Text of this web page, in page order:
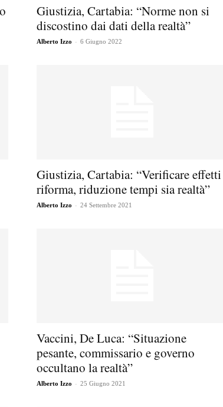
Giustizia, Cartabia: “Norme non si
discostino dai dati della realtà”
Alberto Izzo - 6 Giugno 2022
Giustizia, Cartabia: “Verificare effetti
riforma, riduzione tempi sia realtà”
Alberto Izzo - 24 Settembre 2021
Vaccini, De Luca: “Situazione
pesante, commissario e governo
occultano la realtà”
Alberto Izzo - 25 Giugno 2021